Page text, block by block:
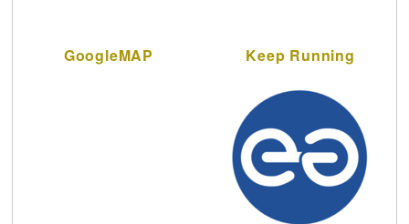
GoogleMAP Keep Running